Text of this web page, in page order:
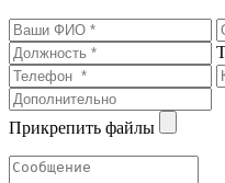
Прикрепить файлы